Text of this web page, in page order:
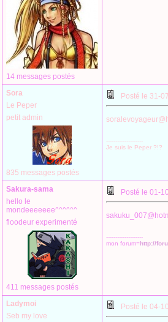
14 messages postés
Sora
Le Peper
petit admin
835 messages postés
Posté le 31-
--------------------
Je suis le Peper ?!?
Sakura-sama
hello le
mondeeeeeee^^^^^^
floodeur experimenté
411 messages postés
Posté le 01-
--------------------
mon forum=http://
Ladymoi
Seb my love
Posté le 04-